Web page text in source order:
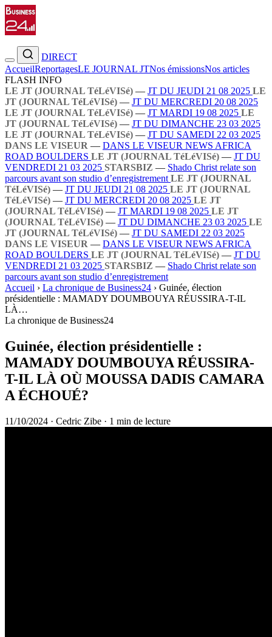
DIRECT
AccueilReportagesLE JOURNAL JTNos émissionsNos articles
FLASH INFO
LE JT (JOURNAL TéLéVISé) — JT DU JEUDI 21 08 2025 LE
JT (JOURNAL TéLéVISé) — JT DU MERCREDI 20 08 2025
LE JT (JOURNAL TéLéVISé) — JT MARDI 19 08 2025 LE
JT (JOURNAL TéLéVISé) — JT DU DIMANCHE 23 03 2025
LE JT (JOURNAL TéLéVISé) — JT DU SAMEDI 22 03 2025
DANS LE VISEUR — DANS LE VISEUR NEWS AFRICA
ROAD BOULDERS LE JT (JOURNAL TéLéVISé) — JT DU
VENDREDI 21 03 2025 STARSBIZ — Shado Christ relate son
parcours avant son studio d’enregistrement LE JT (JOURNAL
TéLéVISé) — JT DU JEUDI 21 08 2025 LE JT (JOURNAL
TéLéVISé) — JT DU MERCREDI 20 08 2025 LE JT
(JOURNAL TéLéVISé) — JT MARDI 19 08 2025 LE JT
(JOURNAL TéLéVISé) — JT DU DIMANCHE 23 03 2025 LE
JT (JOURNAL TéLéVISé) — JT DU SAMEDI 22 03 2025
DANS LE VISEUR — DANS LE VISEUR NEWS AFRICA
ROAD BOULDERS LE JT (JOURNAL TéLéVISé) — JT DU
VENDREDI 21 03 2025 STARSBIZ — Shado Christ relate son
parcours avant son studio d’enregistrement
Accueil › La chronique de Business24 › Guinée, élection
présidentielle : MAMADY DOUMBOUYA RÉUSSIRA-T-IL
LÀ…
La chronique de Business24
Guinée, élection présidentielle :
MAMADY DOUMBOUYA RÉUSSIRA-
T-IL LÀ OÙ MOUSSA DADIS CAMARA
A ÉCHOUÉ?
11/10/2024 · Cedric Zibe · 1 min de lecture